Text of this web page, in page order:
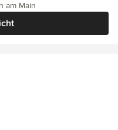
am Main
5 Sternen